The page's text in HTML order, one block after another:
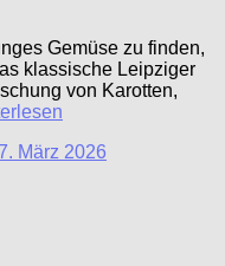
Gemüse zu finden,
klassische Leipziger
von Karotten,
März 2026